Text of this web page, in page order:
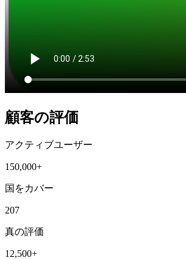
顧客の評価
アクティブユーザー
150,000+
国をカバー
207
真の評価
12,500+